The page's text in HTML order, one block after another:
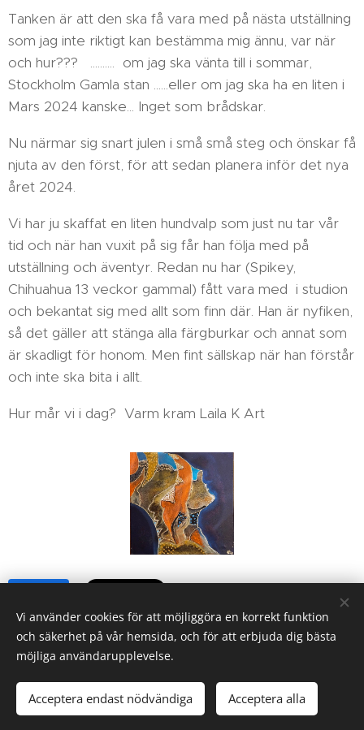
Tanken är att den ska få vara med på nästa utställning
som jag inte riktigt kan bestämma mig ännu, var när
och hur??? .......... om jag ska vänta till i sommar,
Stockholm Gamla stan ......eller om jag ska ha en liten i
Mars 2024 kanske... Inget som brådskar.
Nu närmar sig snart julen i små små steg och önskar få
njuta av den först, för att sedan planera inför det nya
året 2024.
Vi har ju skaffat en liten hundvalp som just nu tar vår
tid och när han vuxit på sig får han följa med på
utställning och äventyr. Redan nu har (Spikey,
Chihuahua 13 veckor gammal) fått vara med i studion
och bekantat sig med allt som finn där. Han är nyfiken,
så det gäller att stänga alla färgburkar och annat som
är skadligt för honom. Men fint sällskap när han förstår
och inte ska bita i allt.
Hur mår vi i dag? Varm kram Laila K Art
Cookies
Vi använder cookies för att möjliggöra en korrekt funktion
och säkerhet på vår hemsida, och för att erbjuda dig bästa
möjliga användarupplevelse.
Acceptera endast nödvändiga Acceptera alla